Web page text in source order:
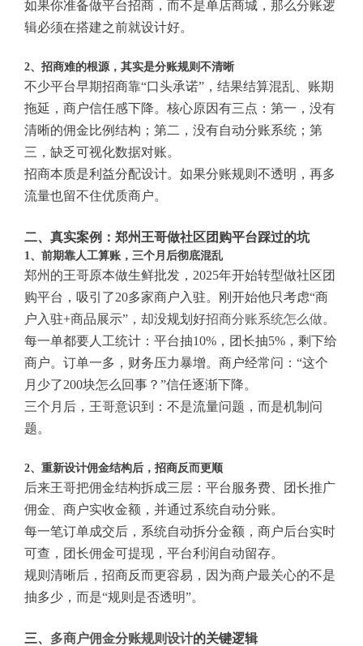
如果你准备做平台招商，而不是单店商城，那么分账逻
辑必须在搭建之前就设计好。
2、招商难的根源，其实是分账规则不清晰
不少平台早期招商靠“口头承诺”，结果结算混乱、账期
拖延，商户信任感下降。核心原因有三点：第一，没有
清晰的佣金比例结构；第二，没有自动分账系统；第
三，缺乏可视化数据对账。
招商本质是利益分配设计。如果分账规则不透明，再多
流量也留不住优质商户。
二、真实案例：郑州王哥做社区团购平台踩过的坑
1、前期靠人工算账，三个月后彻底混乱
郑州的王哥原本做生鲜批发，2025年开始转型做社区团
购平台，吸引了20多家商户入驻。刚开始他只考虑“商
户入驻+商品展示”，却没规划好招商分账系统怎么做。
每一单都要人工统计：平台抽10%，团长抽5%，剩下给
商户。订单一多，财务压力暴增。商户经常问：“这个
月少了200块怎么回事？”信任逐渐下降。
三个月后，王哥意识到：不是流量问题，而是机制问
题。
2、重新设计佣金结构后，招商反而更顺
后来王哥把佣金结构拆成三层：平台服务费、团长推广
佣金、商户实收金额，并通过系统自动分账。
每一笔订单成交后，系统自动拆分金额，商户后台实时
可查，团长佣金可提现，平台利润自动留存。
规则清晰后，招商反而更容易，因为商户最关心的不是
抽多少，而是“规则是否透明”。
三、 多商户佣金分账规则设计的关键逻辑